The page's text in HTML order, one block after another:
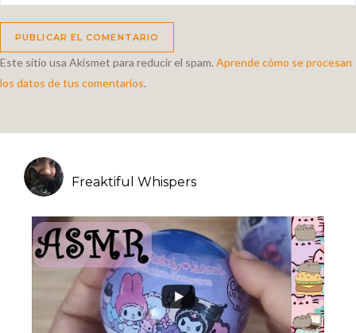
Este sitio usa Akismet para reducir el spam. Aprende cómo se procesan
los datos de tus comentarios.
Freaktiful Whispers